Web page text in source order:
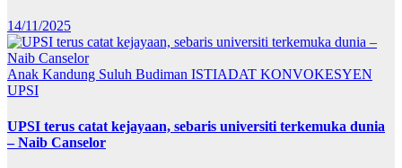
14/11/2025
Anak Kandung Suluh Budiman ISTIADAT KONVOKESYEN
UPSI
UPSI terus catat kejayaan, sebaris universiti terkemuka dunia
– Naib Canselor